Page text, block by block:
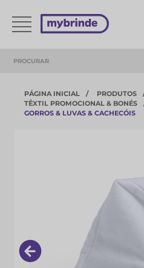
PÁGINA INICIAL
PRODUTOS
TÊXTIL PROMOCIONAL & BONÉS
GORROS & LUVAS & CACHECÓIS